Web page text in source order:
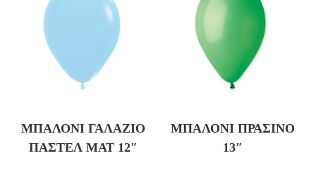
ΜΠΑΛΌΝΙ ΓΑΛΆΖΙΟ
ΠΑΣΤΈΛ ΜΑΤ 12″
ΜΠΑΛΌΝΙ ΠΡΆΣΙΝΟ
13″